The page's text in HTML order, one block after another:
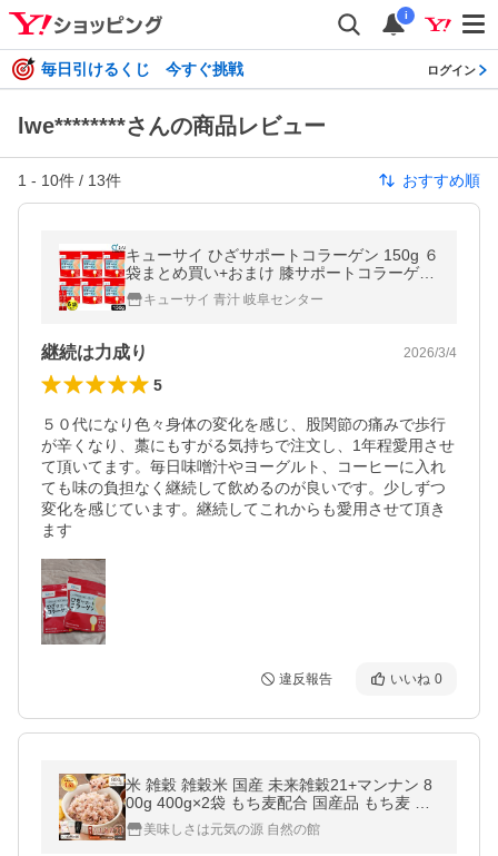
i
毎日引けるくじ 今すぐ挑戦 ログイン
lwe********さんの商品レビュー
1 - 10件 / 13件 おすすめ順
キューサイ ひざサポートコラーゲン 150g ６
袋まとめ買い+おまけ 膝サポートコラーゲン
サプリメント 粉末 パウダー ドリンク キュウ
サイコラーゲンペプチド爆買
キューサイ 青汁 岐阜センター
継続は力成り 2026/3/4
5
５０代になり色々身体の変化を感じ、股関節の痛みで歩行
が辛くなり、藁にもすがる気持ちで注文し、1年程愛用させ
て頂いてます。毎日味噌汁やヨーグルト、コーヒーに入れ
ても味の負担なく継続して飲めるのが良いです。少しずつ
変化を感じています。継続してこれからも愛用させて頂き
ます
違反報告 いいね 0
米 雑穀 雑穀米 国産 未来雑穀21+マンナン 8
00g 400g×2袋 もち麦配合 国産品 もち麦 訳
あり ポイント消化 爆買
美味しさは元気の源 自然の館